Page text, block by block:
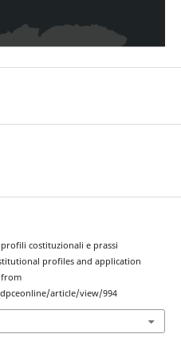
profili costituzionali e prassi
profiles and application
from
article/view/994